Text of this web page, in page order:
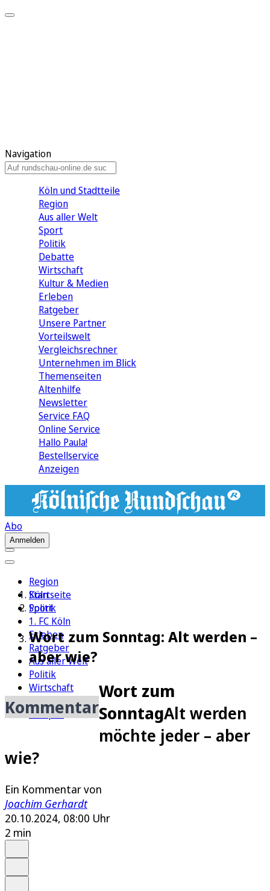
Navigation
Köln und Stadtteile
Region
Aus aller Welt
Sport
Politik
Debatte
Wirtschaft
Kultur & Medien
Erleben
Ratgeber
Unsere Partner
Vorteilswelt
Vergleichsrechner
Unternehmen im Blick
Themenseiten
Altenhilfe
Newsletter
Service FAQ
Online Service
Hallo Paula!
Bestellservice
Anzeigen
Abo
Anmelden
Region
Köln
Sport
1. FC Köln
Erleben
Ratgeber
Aus aller Welt
Politik
Wirtschaft
Newsletter
E-Paper
Startseite
Politik
Wort zum Sonntag: Alt werden –
aber wie?
Kommentar
Wort zum
SonntagAlt werden
möchte jeder – aber
wie?
Ein Kommentar von
Joachim Gerhardt
20.10.2024, 08:00 Uhr
2 min